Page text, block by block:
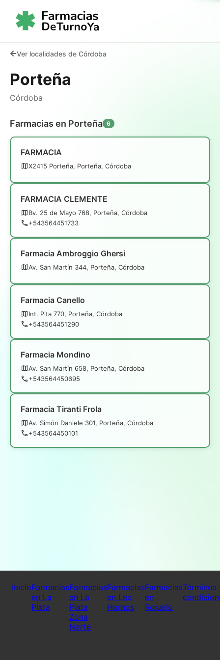
Ver localidades de Córdoba
Porteña
Córdoba
Farmacias en Porteña 6
FARMACIA
X2415 Porteña, Porteña, Córdoba
FARMACIA CLEMENTE
Bv. 25 de Mayo 768, Porteña, Córdoba
+543564451733
Farmacia Ambroggio Ghersi
Av. San Martín 344, Porteña, Córdoba
Farmacia Canello
Int. Pita 770, Porteña, Córdoba
+543564451290
Farmacia Mondino
Av. San Martín 658, Porteña, Córdoba
+543564450695
Farmacia Tiranti Frola
Av. Simón Daniele 301, Porteña, Córdoba
+543564450101
InicioFarmacias
en La
Plata
Farmacias
en La
Plata
Zona
Norte
Farmacias
en Los
Hornos
Farmacias
en
Rosario
Términos